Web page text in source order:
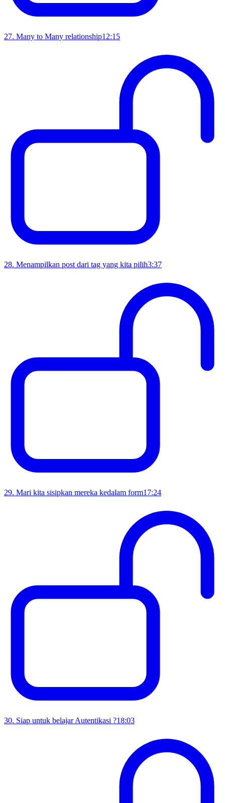
27. Many to Many relationship12:15
28. Menampilkan post dari tag yang kita pilih3:37
29. Mari kita sisipkan mereka kedalam form17:24
30. Siap untuk belajar Autentikasi ?18:03